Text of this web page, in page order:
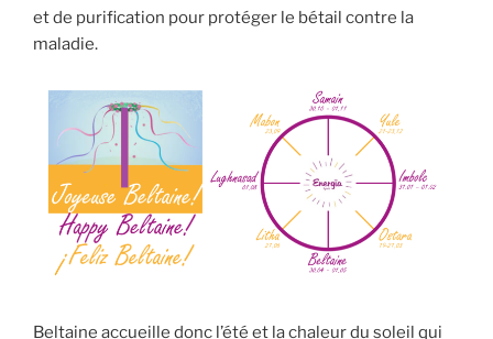
et de purification pour protéger le bétail contre la
maladie.
Beltaine accueille donc l’été et la chaleur du soleil qui